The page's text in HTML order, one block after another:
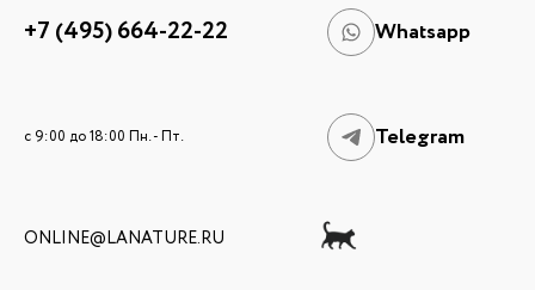
+7 (495) 664-22-22 Whatsapp
c 9:00 до 18:00 Пн. - Пт. Telegram
ONLINE@LANATURE.RU